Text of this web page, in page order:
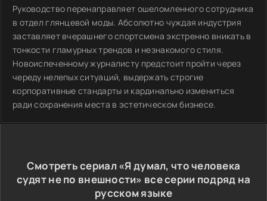
Руководство перенаправляет ошеломленного сотрудника
в отдел глянцевой моды. Абсолютно чуждая индустрия
заставляет вчерашнего спортсмена экстренно вникать в
тонкости гламурных трендов и незнакомого стиля.
Новоиспеченному журналисту предстоит пройти через
череду нелепых ситуаций, выдержать строгие
корпоративные стандарты и кардинально измениться
ради сохранения места в эстетическом бизнесе.
Смотреть сериал «Я думал, что человека
судят не по внешности» все серии подряд на
русском языке